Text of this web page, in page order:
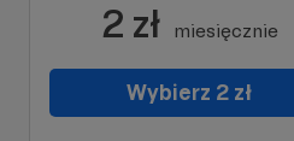
2 zł miesięcznie
Wybierz 2 zł